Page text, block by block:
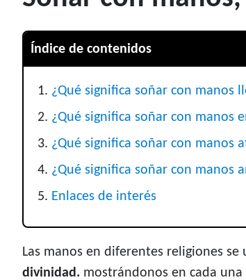
Índice de contenidos
¿Qué significa soñar con manos
¿Qué significa soñar con manos
¿Qué significa soñar con manos
¿Qué significa soñar con manos
Enlaces de interés
Las manos en diferentes religiones
divinidad. mostrándonos en cada